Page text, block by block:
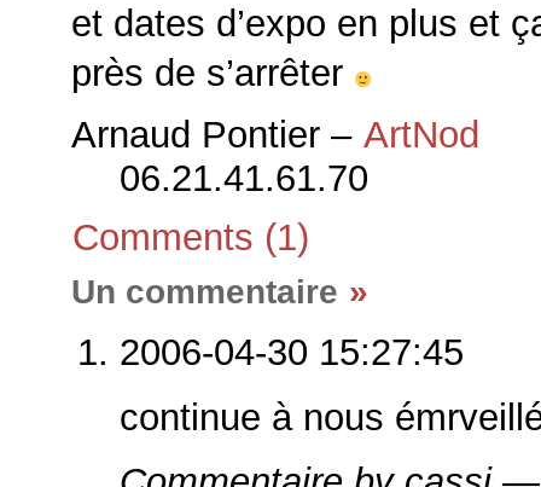
et dates d’expo en plus et
près de s’arrêter
Arnaud Pontier – ArtNod
06.21.41.61.70
Comments (1)
Un commentaire »
2006-04-30 15:27:45
continue à nous